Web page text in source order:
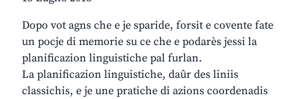
Dopo vot agns che e je sparide, forsit e covente fate
un pocje di memorie su ce che e podarès jessi la
planificazion linguistiche pal furlan.
La planificazion linguistiche, daûr des liniis
classichis, e je une pratiche di azions coordenadis